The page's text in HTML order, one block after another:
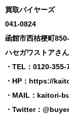
買取バイヤーズ
041-0824
函館市西桔梗町
ハセガワストアさ
・TEL：0120-355-
・HP： https://
・MAIL： kaitori-
・Twitter：